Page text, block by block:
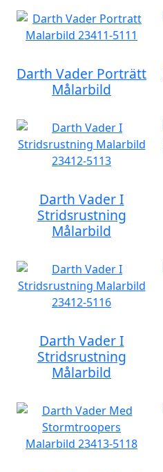
Darth Vader Porträtt
Målarbild
Darth Vader I
Stridsrustning
Målarbild
Darth Vader I
Stridsrustning
Målarbild